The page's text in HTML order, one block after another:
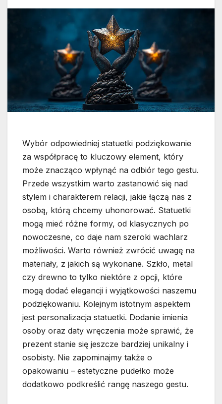
Wybór odpowiedniej statuetki podziękowanie
za współpracę to kluczowy element, który
może znacząco wpłynąć na odbiór tego gestu.
Przede wszystkim warto zastanowić się nad
stylem i charakterem relacji, jakie łączą nas z
osobą, którą chcemy uhonorować. Statuetki
mogą mieć różne formy, od klasycznych po
nowoczesne, co daje nam szeroki wachlarz
możliwości. Warto również zwrócić uwagę na
materiały, z jakich są wykonane. Szkło, metal
czy drewno to tylko niektóre z opcji, które
mogą dodać elegancji i wyjątkowości naszemu
podziękowaniu. Kolejnym istotnym aspektem
jest personalizacja statuetki. Dodanie imienia
osoby oraz daty wręczenia może sprawić, że
prezent stanie się jeszcze bardziej unikalny i
osobisty. Nie zapominajmy także o
opakowaniu – estetyczne pudełko może
dodatkowo podkreślić rangę naszego gestu.